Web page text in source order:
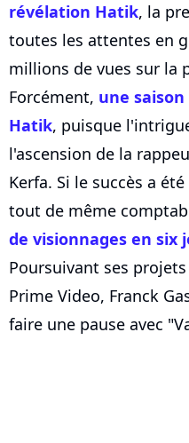
révélation Hatik, la
toutes les attentes en
millions de vues sur la
Forcément, une saison
Hatik, puisque
l'ascension de la
Kerfa. Si le succès a
tout de même
de visionnages en six
Poursuivant ses
Prime Video, Franck
faire une pause avec